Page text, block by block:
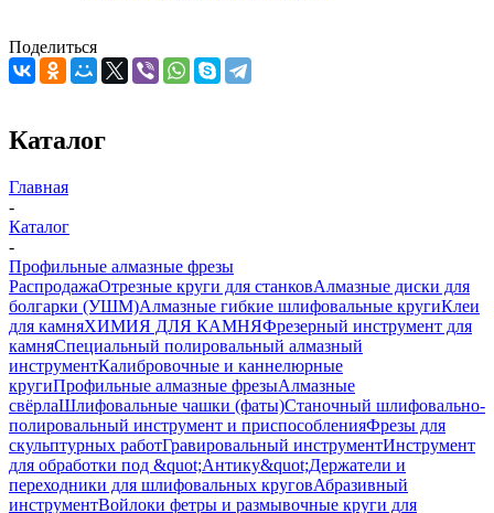
Поделиться
Каталог
Главная
-
Каталог
-
Профильные алмазные фрезы
РаспродажаОтрезные круги для станковАлмазные диски для
болгарки (УШМ)Алмазные гибкие шлифовальные кругиКлеи
для камняХИМИЯ ДЛЯ КАМНЯФрезерный инструмент для
камняСпециальный полировальный алмазный
инструментКалибровочные и каннелюрные
кругиПрофильные алмазные фрезыАлмазные
свёрлаШлифовальные чашки (фаты)Станочный шлифовально-
полировальный инструмент и приспособленияФрезы для
скульптурных работГравировальный инструментИнструмент
для обработки под &quot;Антику&quot;Держатели и
переходники для шлифовальных круговАбразивный
инструментВойлоки фетры и размывочные круги для